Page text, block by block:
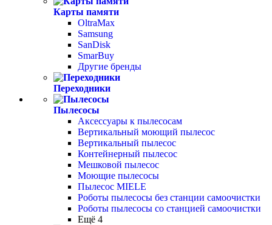
Карты памяти
OltraMax
Samsung
SanDisk
SmarBuy
Другие бренды
Переходники
Пылесосы
Аксессуары к пылесосам
Вертикальный моющий пылесос
Вертикальный пылесос
Контейнерный пылесос
Мешковой пылесос
Моющие пылесосы
Пылесос MIELE
Роботы пылесосы без станции самоочистки
Роботы пылесосы со станцией самоочистки
Ещё 4